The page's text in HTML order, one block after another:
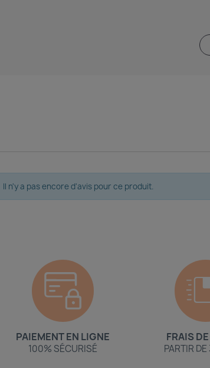
Il n'y a pas encore d'avis pour ce produit.
PAIEMENT EN LIGNE
100% SÉCURISÉ
FRAIS
PARTIR